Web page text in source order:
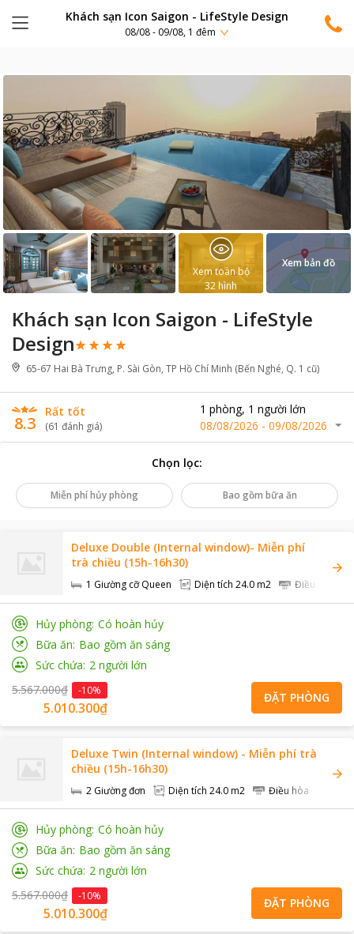
Khách sạn Icon Saigon - LifeStyle Design
08/08 - 09/08, 1 đêm
Khách sạn Icon Saigon - LifeStyle
Design
65-67 Hai Bà Trưng, P. Sài Gòn, TP Hồ Chí Minh (Bến Nghé, Q. 1 cũ)
8.3
Rất tốt
(61 đánh giá)
1 phòng, 1 người lớn
08/08/2026 - 09/08/2026
Xem toàn bộ
32hình
Xem bản đồ
Chọn lọc:
Miễn phí hủy phòng Bao gồm bữa ăn
Deluxe Double (Internal window)- Miễn phí
trà chiều (15h-16h30)
1 Giường cỡ Queen Diện tích 24.0 m2 Điều hòa
Hủy phòng Có hoàn hủy
Bữa ăn Bao gồm ăn sáng
Sức chứa 2 người lớn
5.567.000₫
-10%
5.010.300₫
ĐẶT PHÒNG
Deluxe Twin (Internal window) - Miễn phí trà
chiều (15h-16h30)
2 Giường đơn Diện tích 24.0 m2 Điều hòa
Hủy phòng Có hoàn hủy
Bữa ăn Bao gồm ăn sáng
Sức chứa 2 người lớn
5.567.000₫
-10%
5.010.300₫
ĐẶT PHÒNG